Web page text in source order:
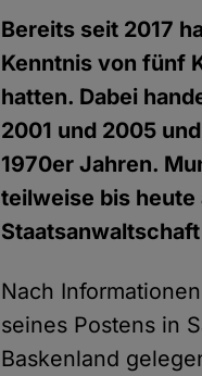
Bereits seit 2017
Kenntnis von fünf
hatten. Dabei
2001 und 2005
1970er Jahren.
teilweise bis heute
Nach
seines Postens in
Baskenland